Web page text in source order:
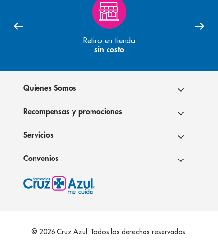
Retiro en tienda
sin costo
Quienes Somos
Recompensas y promociones
Servicios
Convenios
© 2026 Cruz Azul. Todos los derechos reservados.